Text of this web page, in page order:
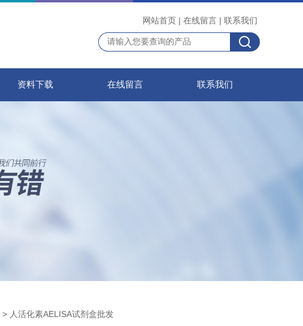
网站首页 | 在线留言 | 联系我们
资料下载 在线留言 联系我们
> 人活化素AELISA试剂盒批发